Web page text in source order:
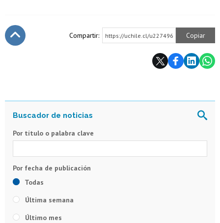
Compartir: https://uchile.cl/u227496 Copiar
Por título o palabra clave
Todas
Última semana
Último mes